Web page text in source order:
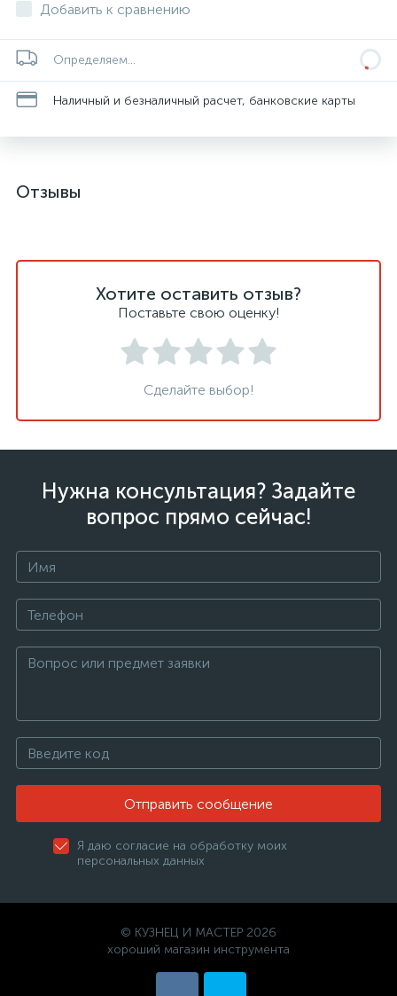
Добавить к сравнению
Определяем...
Наличный и безналичный расчет, банковские карты
Отзывы
Хотите оставить отзыв?
Поставьте свою оценку!
Сделайте выбор!
Нужна консультация? Задайте
вопрос прямо сейчас!
Отправить сообщение
Я даю согласие на обработку моих
персональных данных
© КУЗНЕЦ И МАСТЕР 2026
хороший магазин инструмента